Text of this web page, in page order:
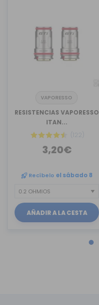
VAPORESSO
RESISTENCIAS VAPORESSO
ITAN...
(122)
3,20€
Recíbelo el sábado 8
AÑADIR A LA CESTA